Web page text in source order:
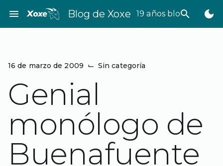
contenido
menu Blog de Xoxe 19 años bloggeando
search dark_mode
16 de marzo de 2009 ⌙ Sin categoría
Genial
monólogo de
Buenafuente